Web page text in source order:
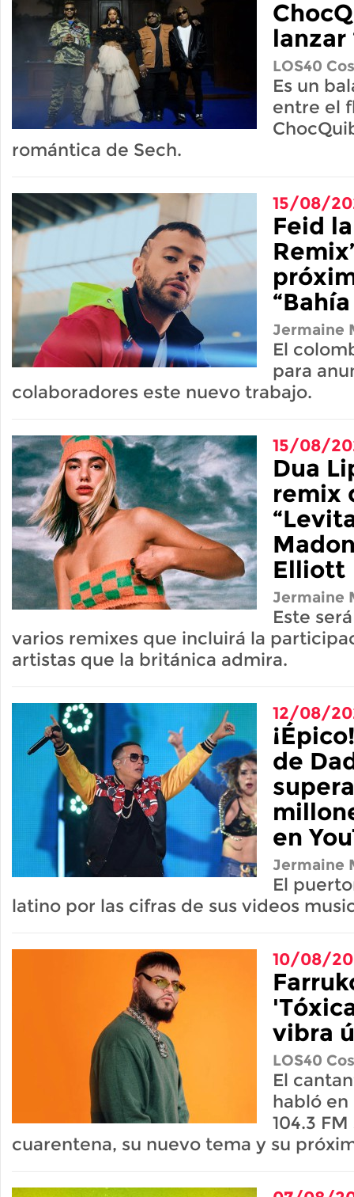
lanzar
LOS40
Es un
entre el
romántica de Sech.
15/08/
Feid
Jermaine
El
para
colaboradores este nuevo trabajo.
15/08/
Dua
remix
Elliott
Jermaine
Este
varios remixes que incluirá la
artistas que la británica admira.
12/08/
de
en
Jermaine
El
latino por las cifras de sus videos
10/08/
vibra
LOS40
El
habló en
104.3
cuarentena, su nuevo tema y su